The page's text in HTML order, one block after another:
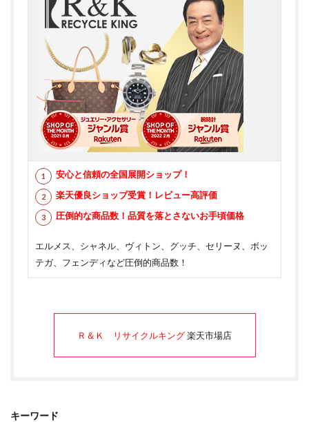
安心と信頼の全国展開ショップ！
楽天優良ショップ受賞！レビュー高評価
圧倒的な商品数！品質を落とさないお手頃価格
エルメス、シャネル、ヴィトン、グッチ、セリーヌ、ボッ
テガ、フェンディなど圧倒的商品数！
Ｒ＆Ｋ リサイクルキング楽天市場店
キーワード